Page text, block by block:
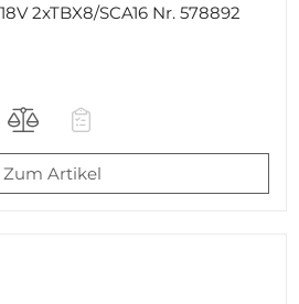
2xTBX8/SCA16 Nr. 578892
Zum Artikel